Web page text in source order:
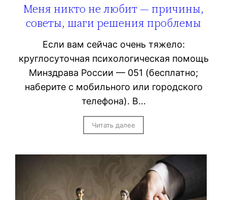
Меня никто не любит — причины,
советы, шаги решения проблемы
Если вам сейчас очень тяжело:
круглосуточная психологическая помощь
Минздрава России — 051 (бесплатно;
наберите с мобильного или городского
телефона). В…
Читать далее